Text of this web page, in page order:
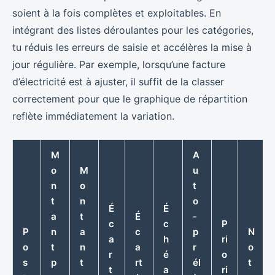
soient à la fois complètes et exploitables. En
intégrant des listes déroulantes pour les catégories,
tu réduis les erreurs de saisie et accélères la mise à
jour régulière. Par exemple, lorsqu’une facture
d’électricité est à ajuster, il suffit de la classer
correctement pour que le graphique de répartition
reflète immédiatement la variation.
P
o
s
M
o
n
t
a
n
t
p
M
o
n
t
a
n
t
É
c
a
r
t
É
c
a
rt
É
c
h
é
a
A
u
t
o
-
p
r
él
P
ri
o
ri
N
o
t